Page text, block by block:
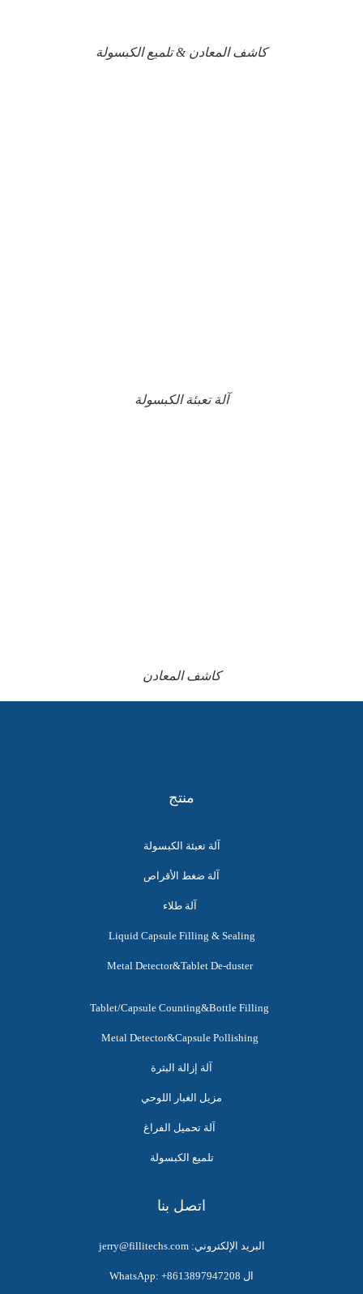
كاشف المعادن & تلميع الكبسولة
آلة تعبئة الكبسولة
كاشف المعادن
منتج
آلة تعبئة الكبسولة
آلة ضغط الأقراص
آلة طلاء
Liquid Capsule Filling & Sealing
Metal Detector&Tablet De-duster
Tablet/Capsule Counting&Bottle Filling
Metal Detector&Capsule Pollishing
آلة إزالة البثرة
مزيل الغبار اللوحي
آلة تحميل الفراغ
تلميع الكبسولة
اتصل بنا
البريد الإلكتروني: jerry@fillitechs.com
ال WhatsApp: +8613897947208